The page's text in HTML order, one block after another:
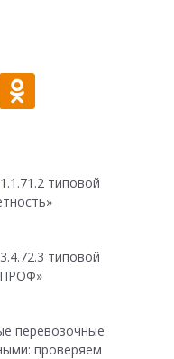
типовой
типовой
ПРОФ»
перевозочные
проверяем